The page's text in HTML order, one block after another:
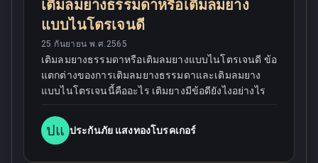
เติมลมยางธรรมดาหรือเติมลมยาง
แบบไนโตรเจนดี
25 กันยายน พ.ศ.2565
เติมลมยางธรรมดาหรือเติมลมยางแบบไนโตรเจนดี ข้อ
แตกต่างของการเติมลมยางธรรมดาและเติมลมยาง
แบบไนโตรเจนนี้คืออะไร เติมยางมีข้อดียังไงอย่างไร
ปแ ประกันภัย แสงทองโบรคเกอร์